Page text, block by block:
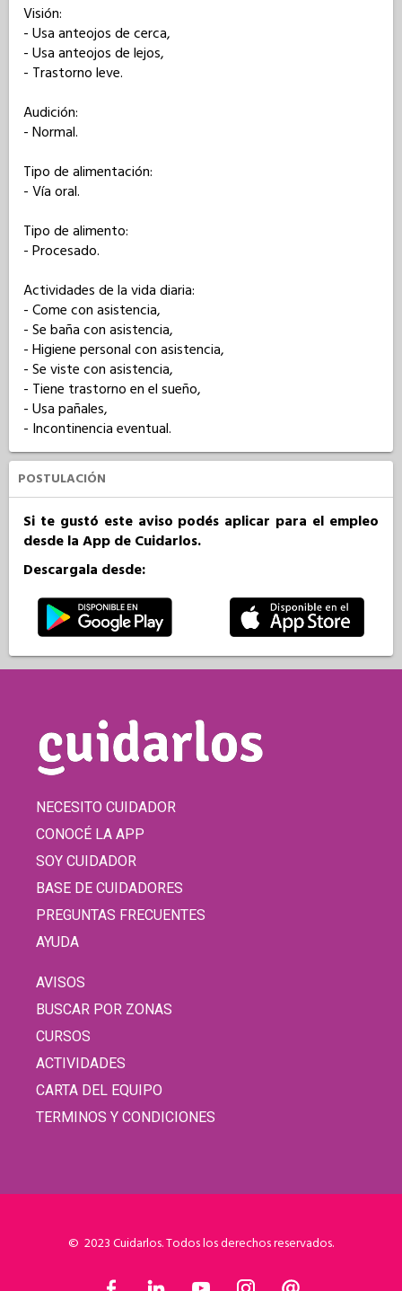
Visión:
- Usa anteojos de cerca,
- Usa anteojos de lejos,
- Trastorno leve.
Audición:
- Normal.
Tipo de alimentación:
- Vía oral.
Tipo de alimento:
- Procesado.
Actividades de la vida diaria:
- Come con asistencia,
- Se baña con asistencia,
- Higiene personal con asistencia,
- Se viste con asistencia,
- Tiene trastorno en el sueño,
- Usa pañales,
- Incontinencia eventual.
POSTULACIÓN
Si te gustó este aviso podés aplicar para el empleo
desde la App de Cuidarlos.
Descargala desde:
NECESITO CUIDADOR
CONOCÉ LA APP
SOY CUIDADOR
BASE DE CUIDADORES
PREGUNTAS FRECUENTES
AYUDA
AVISOS
BUSCAR POR ZONAS
CURSOS
ACTIVIDADES
CARTA DEL EQUIPO
TERMINOS Y CONDICIONES
© 2023 Cuidarlos. Todos los derechos reservados.